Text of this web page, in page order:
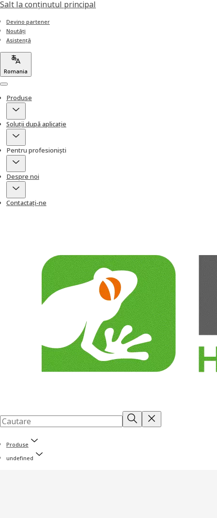
Salt la conţinutul principal
Devino partener
Noutăți
Asistență
Romania
Menu
Produse
Soluții după aplicație
Pentru profesioniști
Despre noi
Contactați-ne
Produse
undefined